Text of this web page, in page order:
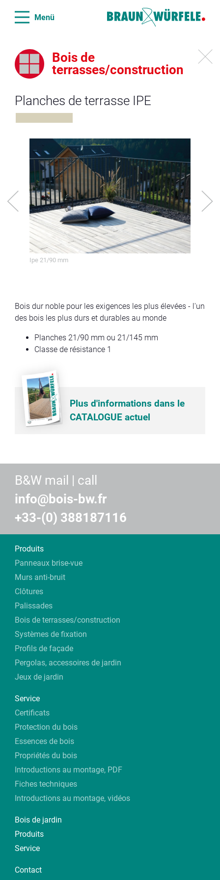
Menü
Bois de
terrasses/construction
Planches de terrasse IPE
Ipe 21/90 mm
Bois dur noble pour les exigences les plus élevées - l'un
des bois les plus durs et durables au monde
Planches 21/90 mm ou 21/145 mm
Classe de résistance 1
Plus d'informations dans le
CATALOGUE actuel
B&W mail | call
info@bois-bw.fr
+33-(0) 388187116
Produits
Panneaux brise-vue
Murs anti-bruit
Clôtures
Palissades
Bois de terrasses/construction
Systèmes de fixation
Profils de façade
Pergolas, accessoires de jardin
Jeux de jardin
Service
Certificats
Protection du bois
Essences de bois
Propriétés du bois
Introductions au montage, PDF
Fiches techniques
Introductions au montage, vidéos
Bois de jardin
Produits
Service
Contact